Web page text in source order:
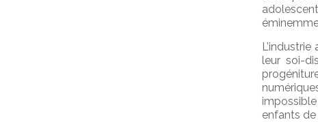
leur soi-
enfants de